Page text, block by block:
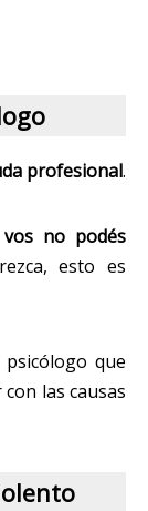
profesional.
no podés
esto es
que
las causas